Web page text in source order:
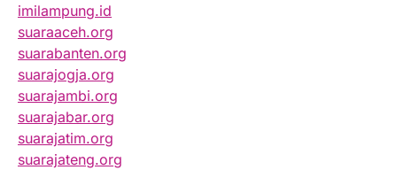
imilampung.id
suaraaceh.org
suarabanten.org
suarajogja.org
suarajambi.org
suarajabar.org
suarajatim.org
suarajateng.org